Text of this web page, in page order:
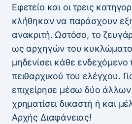
Εφετείο και οι τρεις
κλήθηκαν να παράσχουν
ανακριτή. Ωστόσο, το
ως αρχηγών του
μηδενίσει κάθε ενδεχόμενο
πειθαρχικού του ελέγχου.
επιχείρησε μέσω δύο
χρηματίσει δικαστή ή και
Αρχής Διαφάνειας!